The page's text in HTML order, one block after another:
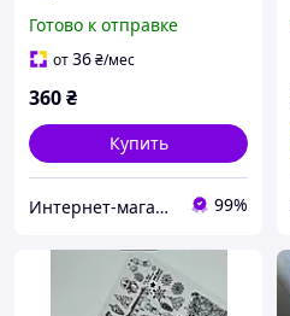
Готово к отправке
от36₴/мес
360₴
Купить
Интернет-магазин CityManik Материалы для маникюра 99%